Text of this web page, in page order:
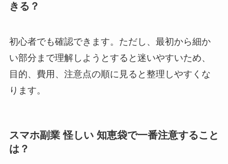
きる？
初心者でも確認できます。ただし、最初から細か
い部分まで理解しようとすると迷いやすいため、
目的、費用、注意点の順に見ると整理しやすくな
ります。
スマホ副業 怪しい 知恵袋で一番注意すること
は？